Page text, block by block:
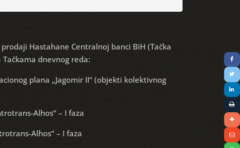
Hastahane Centralnoj banci BiH (Tačka
dnevnog reda:
plana „Jagomir II“ (objekti kolektivnog
Alhos“ – I faza
Alhos“ – I faza